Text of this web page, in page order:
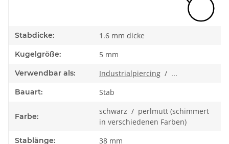
Stabdicke: 1.6 mm dicke
Kugelgröße: 5 mm
Verwendbar als: Industrialpiercing / ...
Bauart: Stab
Farbe:
schwarz / perlmutt (schimmert
in verschiedenen Farben)
Stablänge: 38 mm